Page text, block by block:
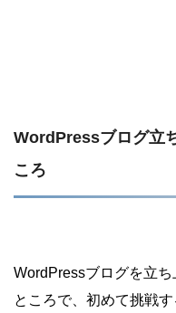
WordPressブログ立
ころ
WordPressブログを立
ところで、初めて挑戦